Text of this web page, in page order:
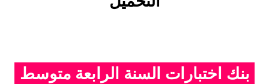
بنك اختبارات السنة الرابعة متوسط